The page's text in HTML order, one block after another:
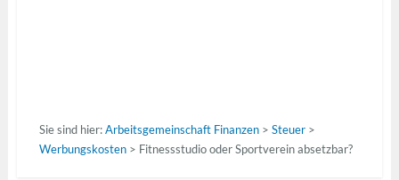
Sie sind hier: Arbeitsgemeinschaft Finanzen> Steuer>
Werbungskosten> Fitnessstudio oder Sportverein absetzbar?